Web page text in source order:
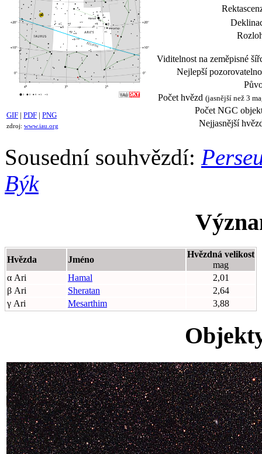
GIF | PDF | PNG
zdroj: www.iau.org
Viditelnost na zeměpisné
Nejlepší
Počet hvězd (jasnější než 3
Počet NGC
Nejjasnější
Sousední souhvězdí:
Býk
Hvězda Jméno
Hvězdná velikost
mag
α Ari
Hamal
2,01
β Ari
Sheratan
2,64
γ Ari
Mesarthim 3,88